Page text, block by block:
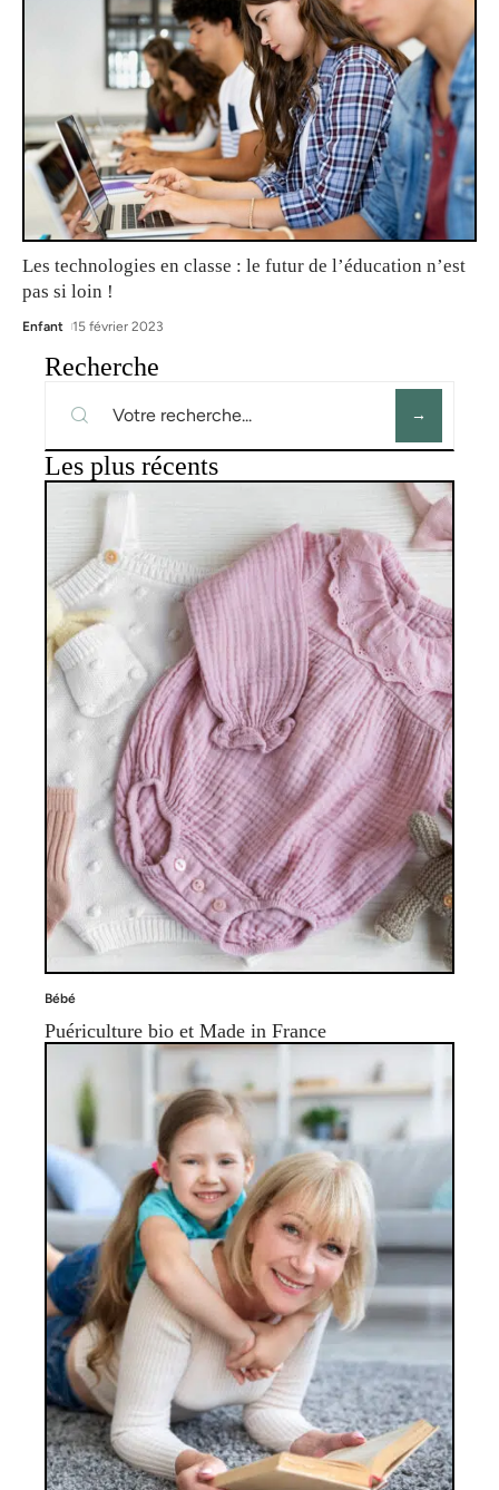
Les technologies en classe : le futur de l’éducation n’est
pas si loin !
Enfant 15 février 2023
Recherche
Les plus récents
Bébé
Puériculture bio et Made in France